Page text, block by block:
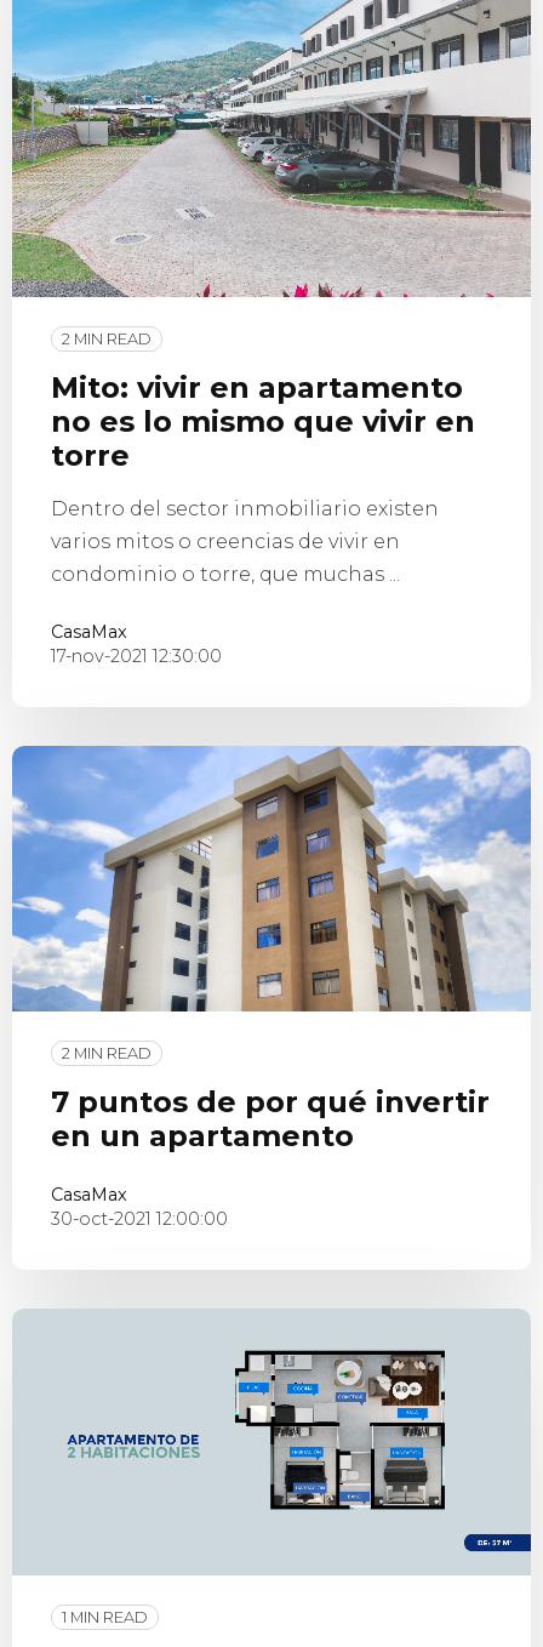
2 MIN READ
Mito: vivir en apartamento
no es lo mismo que vivir en
torre
Dentro del sector inmobiliario existen
varios mitos o creencias de vivir en
condominio o torre, que muchas ...
CasaMax
17-nov-2021 12:30:00
2 MIN READ
7 puntos de por qué invertir
en un apartamento
CasaMax
30-oct-2021 12:00:00
1 MIN READ